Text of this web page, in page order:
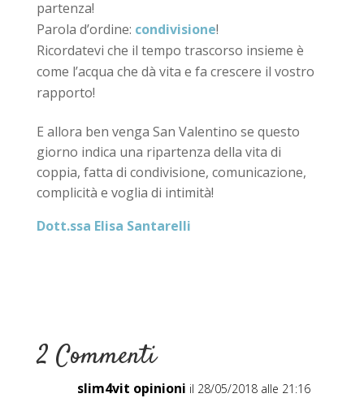
partenza!
Parola d’ordine: condivisione!
Ricordatevi che il tempo trascorso insieme è
come l’acqua che dà vita e fa crescere il vostro
rapporto!
E allora ben venga San Valentino se questo
giorno indica una ripartenza della vita di
coppia, fatta di condivisione, comunicazione,
complicità e voglia di intimità!
Dott.ssa Elisa Santarelli
2 Commenti
slim4vit opinioni il 28/05/2018 alle 21:16